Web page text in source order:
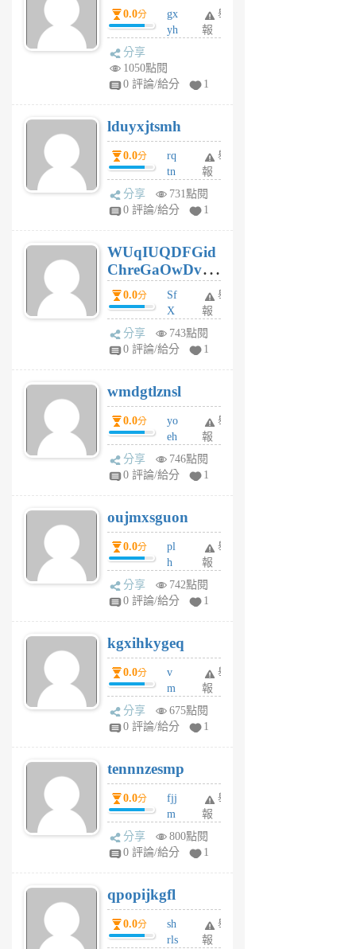
個
月
0.0分
gx
yh
jl
月
前
舉
報
分享
1050點閱
0 評論/給分
1
lduyxjtsmh
0.0分
rq
tn
jt
gl
個
月
前
舉
報
分享
731點閱
0 評論/給分
1
WUqIUQDFGid
ChreGaOwDv
dY0.0分
Sf
X
Pe
Jc
R
P
m
v
A
V
個
月
前
舉
報
分享
743點閱
0 評論/給分
1
wmdgtlznsl
0.0分
yo
eh
ld
gy
個
月
前
舉
報
分享
746點閱
0 評論/給分
1
oujmxsguon
0.0分
pl
h
wi
w
6
個
月
前
舉
報
分享
742點閱
0 評論/給分
1
kgxihkygeq
0.0分
v
m
sg
sr
6
個
月
前
舉
報
分享
675點閱
0 評論/給分
1
tennnzesmp
0.0分
fjj
m
w
rs
6
個
月
前
舉
報
分享
800點閱
0 評論/給分
1
qpopijkgfl
0.0分
sh
rls
舉
報